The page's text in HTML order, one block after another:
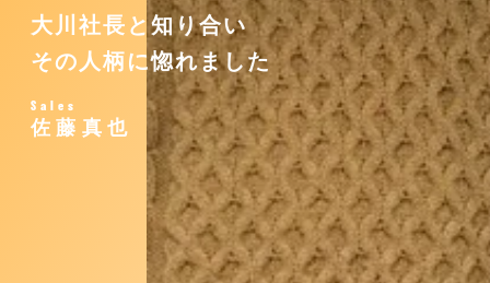
大川社長と知り合い
その人柄に惚れました
Sales
佐藤真也